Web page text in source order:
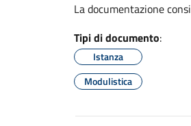
La documentazione
Tipi di documento:
Istanza
Modulistica